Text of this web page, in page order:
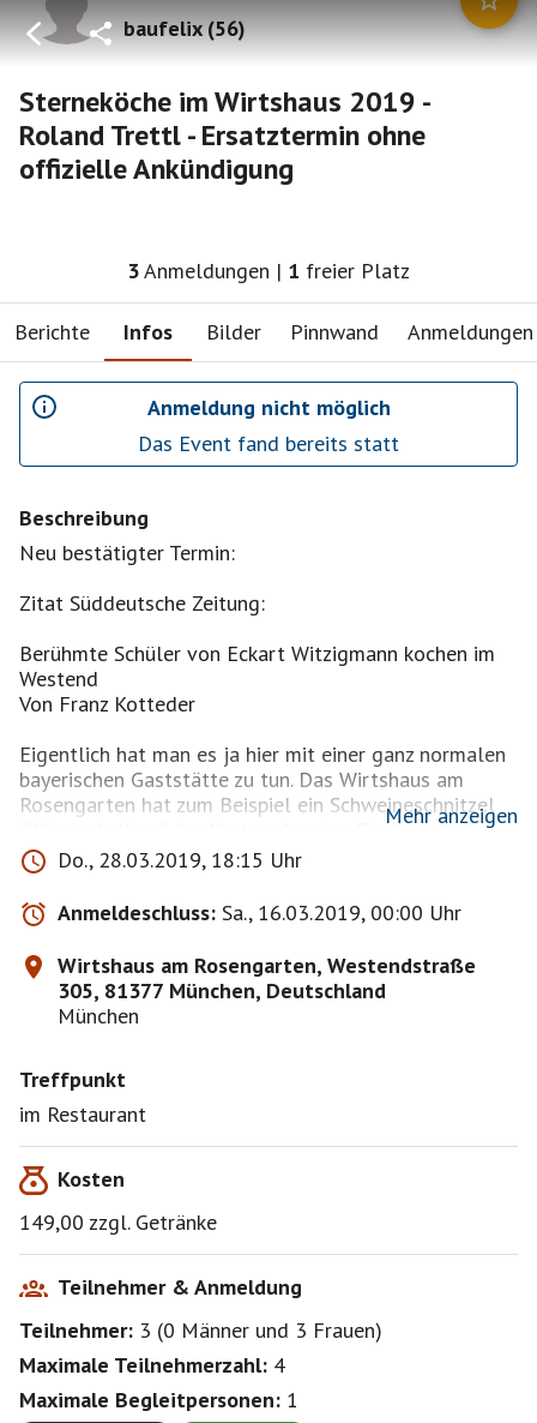
baufelix(56)
Sterneköche im Wirtshaus 2019 -
Roland Trettl - Ersatztermin ohne
offizielle Ankündigung
3Anmeldungen | 1 freier Platz
Berichte Infos Bilder Pinnwand Anmeldungen
Anmeldung nicht möglich
Das Event fand bereits statt
Beschreibung
Neu bestätigter Termin:
Zitat Süddeutsche Zeitung:
Berühmte Schüler von Eckart Witzigmann kochen im
Westend
Von Franz Kotteder
Eigentlich hat man es ja hier mit einer ganz normalen
bayerischen Gaststätte zu tun. Das Wirtshaus am
Rosengarten hat zum Beispiel ein Schweineschnitzel
"Wiener Art" auf der Karte oder eine Rinderroulade
"Bürgerlich". Einmal im Jahr aber ist das anders, da
kommt ein Sternekoch vorbei und präsentiert ein
Menü von sieben oder mehr Gängen. 2019 ist das
sogar viermal der Fall, und zwar im März und April.
Den Anfang machen zwei berühmte Schüler von Eckart
Witzigmann, nämlich Johann Lafer (2. März) und
Roland Trettl (22. März), der 2017 schon einmal im
Rosengarten aufgekochte und viele Jahre als
geleitet hat.
Mehr anzeigen
Do., 28.03.2019, 18:15 Uhr
Anmeldeschluss: Sa., 16.03.2019, 00:00 Uhr
Wirtshaus am Rosengarten, Westendstraße
305, 81377 München, Deutschland
München
Treffpunkt
im Restaurant
Kosten
149,00 zzgl. Getränke
Teilnehmer & Anmeldung
Teilnehmer: 3 (0 Männer und 3 Frauen)
Maximale Teilnehmerzahl: 4
Maximale Begleitpersonen: 1